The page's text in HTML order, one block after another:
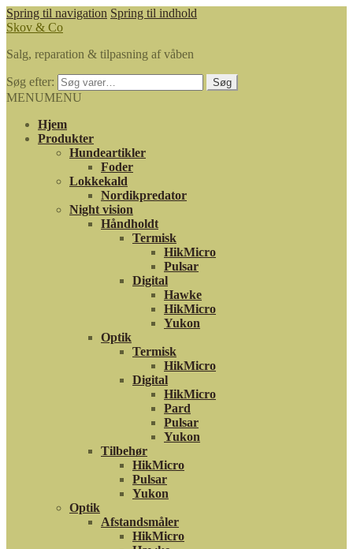
Spring til navigation Spring til indhold
Skov & Co
Salg, reparation & tilpasning af våben
Søg efter: Søg
MENUMENU
Hjem
Produkter
Hundeartikler
Foder
Lokkekald
Nordikpredator
Night vision
Håndholdt
Termisk
HikMicro
Pulsar
Digital
Hawke
HikMicro
Yukon
Optik
Termisk
HikMicro
Digital
HikMicro
Pard
Pulsar
Yukon
Tilbehør
HikMicro
Pulsar
Yukon
Optik
Afstandsmåler
HikMicro